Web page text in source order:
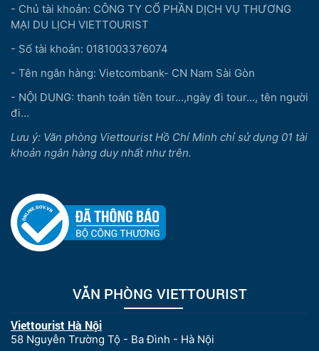
- Chủ tài khoản: CÔNG TY CỔ PHẦN DỊCH VỤ THƯƠNG
MẠI DU LỊCH VIETTOURIST
- Số tài khoản: 0181003376074
- Tên ngân hàng: Vietcombank- CN Nam Sài Gòn
- NỘI DUNG: thanh toán tiền tour...,ngày đi tour..., tên người
đi...
Lưu ý: Văn phòng Viettourist Hồ Chí Minh chỉ sử dụng 01 tài
khoản ngân hàng duy nhất như trên.
VĂN PHÒNG VIETTOURIST
Viettourist Hà Nội
58 Nguyễn Trường Tộ - Ba Đình - Hà Nội